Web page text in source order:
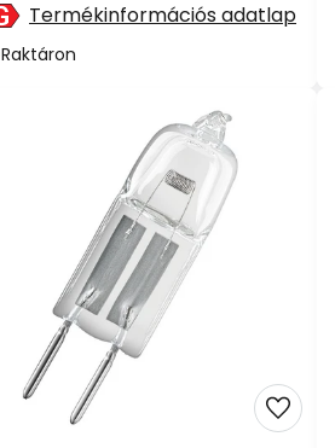
Termékinformációs adatlap
Raktáron